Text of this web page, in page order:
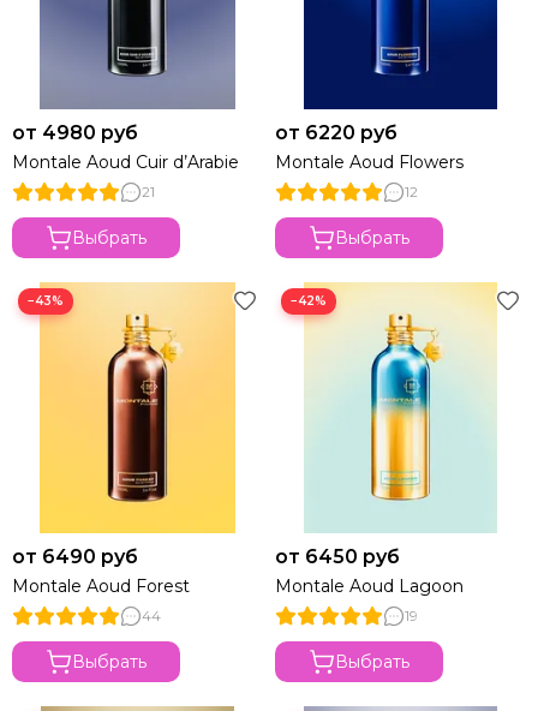
от 4980 руб
Montale Aoud Cuir d’Arabie
21
Выбрать
от 6220 руб
Montale Aoud Flowers
12
Выбрать
−43%
от 6490 руб
Montale Aoud Forest
44
Выбрать
−42%
от 6450 руб
Montale Aoud Lagoon
19
Выбрать